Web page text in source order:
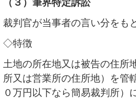
（３）筆界特定訴訟
裁判官が当事者の言い分をも
◇特徴
土地の所在地又は被告の住所
所又は営業所の住所地）を管
０万円以下なら簡易裁判所）